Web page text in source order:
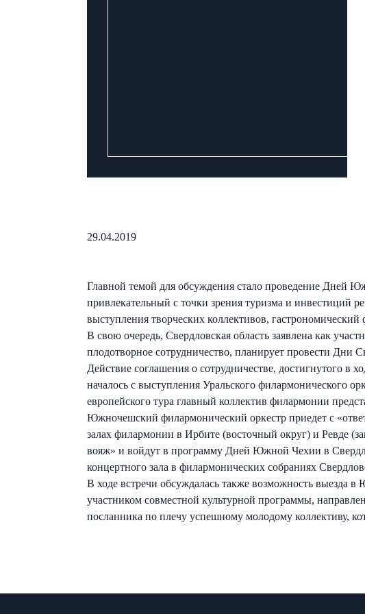
29.04.2019
Главной темой для обсуждения стало проведение Дней
привлекательный с точки зрения туризма и инвестиций
выступления творческих коллективов,
В свою очередь, Свердловская область заявлена как
плодотворное сотрудничество, планирует провести Дни
Действие соглашения о сотрудничестве, достигнутого в
началось с выступления Уральского филармонического
европейского тура главный коллектив филармонии
Южночешский филармонический оркестр приедет с
залах филармонии в Ирбите (восточный округ) и Ревде
вояж» и войдут в программу Дней Южной Чехии в
концертного зала в филармонических собраниях
В ходе встречи обсуждалась также возможность выезда
участником совместной культурной программы,
посланника по плечу успешному молодому коллективу,